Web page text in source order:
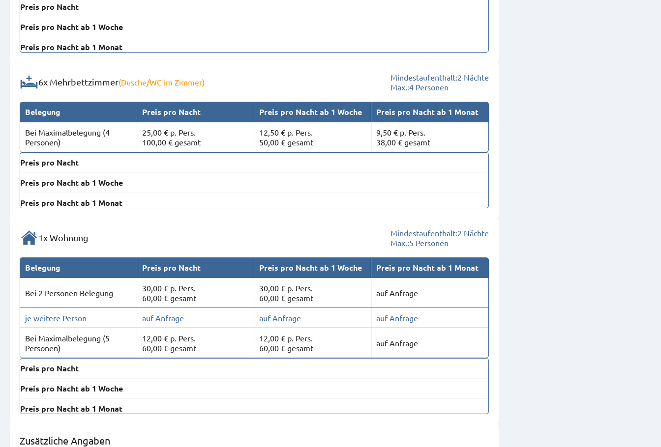
Preis pro Nacht
Preis pro Nacht ab 1 Woche
Preis pro Nacht ab 1 Monat
6x Mehrbettzimmer(Dusche/WC im Zimmer) Mindestaufenthalt:2 Nächte
Max.:4 Personen
Belegung Preis pro Nacht Preis pro Nacht ab 1 Woche Preis pro Nacht ab 1 Monat
Bei Maximal­belegung (4
Personen)
25,00 € p. Pers.
100,00 € gesamt
12,50 € p. Pers.
50,00 € gesamt
9,50 € p. Pers.
38,00 € gesamt
Preis pro Nacht
Preis pro Nacht ab 1 Woche
Preis pro Nacht ab 1 Monat
1x Wohnung Mindestaufenthalt:2 Nächte
Max.:5 Personen
Belegung Preis pro Nacht Preis pro Nacht ab 1 Woche Preis pro Nacht ab 1 Monat
Bei 2 Personen Belegung
30,00 € p. Pers.
60,00 € gesamt
30,00 € p. Pers.
60,00 € gesamt
auf Anfrage
je weitere Person auf Anfrage auf Anfrage auf Anfrage
Bei Maximal­belegung (5
Personen)
12,00 € p. Pers.
60,00 € gesamt
12,00 € p. Pers.
60,00 € gesamt
auf Anfrage
Preis pro Nacht
Preis pro Nacht ab 1 Woche
Preis pro Nacht ab 1 Monat
Zusätzliche Angaben